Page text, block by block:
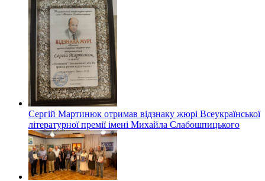
Сергій Мартинюк отримав відзнаку жюрі Всеукраїнської
літературної премії імені Михайла Слабошпицького